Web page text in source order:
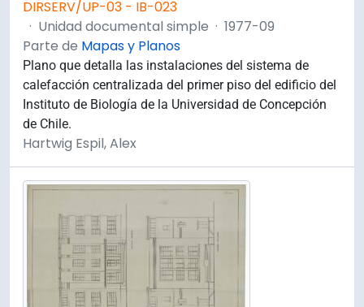
DIRSERV/UP-03 - IB-023
· Unidad documental simple · 1977-09
Parte de Mapas y Planos
Plano que detalla las instalaciones del sistema de
calefacción centralizada del primer piso del edificio del
Instituto de Biología de la Universidad de Concepción
de Chile.
Hartwig Espil, Alex